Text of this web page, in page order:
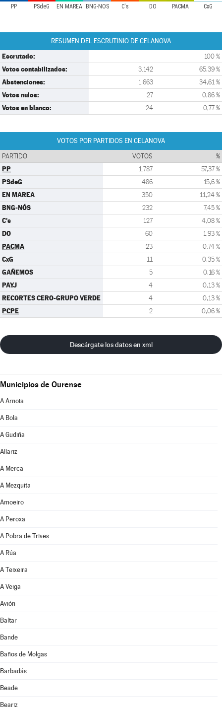
PP PSdeG EN MAREA BNG-NÓS C's DO PACMA CxG
RESUMEN DEL ESCRUTINIO DE CELANOVA
Escrutado: 100 %
Votos contabilizados: 3.142 65,39 %
Abstenciones: 1.663 34,61 %
Votos nulos: 27 0,86 %
Votos en blanco: 24 0,77 %
VOTOS POR PARTIDOS EN CELANOVA
PARTIDO VOTOS %
PP 1.787 57,37 %
PSdeG 486 15,6 %
EN MAREA 350 11,24 %
BNG-NÓS 232 7,45 %
C's 127 4,08 %
DO 60 1,93 %
PACMA 23 0,74 %
CxG 11 0,35 %
GAÑEMOS 5 0,16 %
PAYJ 4 0,13 %
RECORTES CERO-GRUPO VERDE 4 0,13 %
PCPE 2 0,06 %
Descárgate los datos en xml
Municipios de Ourense
A Arnoia
A Bola
A Gudiña
Allariz
A Merca
A Mezquita
Amoeiro
A Peroxa
A Pobra de Trives
A Rúa
A Teixeira
A Veiga
Avión
Baltar
Bande
Baños de Molgas
Barbadás
Beade
Beariz